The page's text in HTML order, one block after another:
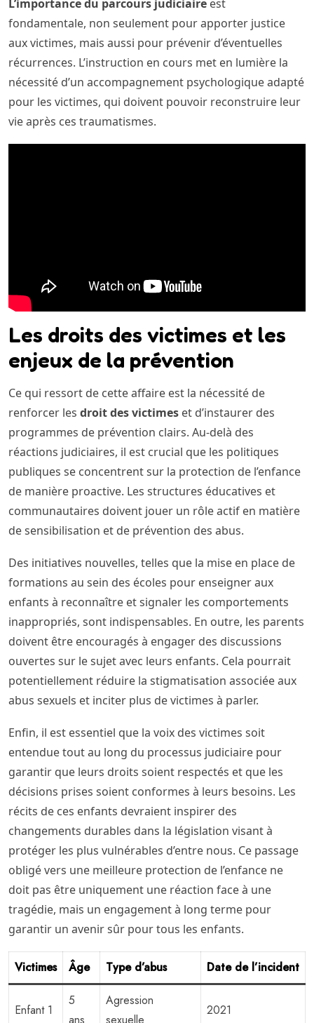
L’importance du parcours judiciaire est
fondamentale, non seulement pour apporter justice
aux victimes, mais aussi pour prévenir d’éventuelles
récurrences. L’instruction en cours met en lumière la
nécessité d’un accompagnement psychologique adapté
pour les victimes, qui doivent pouvoir reconstruire leur
vie après ces traumatismes.
Les droits des victimes et les
enjeux de la prévention
Ce qui ressort de cette affaire est la nécessité de
renforcer les droit des victimes et d’instaurer des
programmes de prévention clairs. Au-delà des
réactions judiciaires, il est crucial que les politiques
publiques se concentrent sur la protection de l’enfance
de manière proactive. Les structures éducatives et
communautaires doivent jouer un rôle actif en matière
de sensibilisation et de prévention des abus.
Des initiatives nouvelles, telles que la mise en place de
formations au sein des écoles pour enseigner aux
enfants à reconnaître et signaler les comportements
inappropriés, sont indispensables. En outre, les parents
doivent être encouragés à engager des discussions
ouvertes sur le sujet avec leurs enfants. Cela pourrait
potentiellement réduire la stigmatisation associée aux
abus sexuels et inciter plus de victimes à parler.
Enfin, il est essentiel que la voix des victimes soit
entendue tout au long du processus judiciaire pour
garantir que leurs droits soient respectés et que les
décisions prises soient conformes à leurs besoins. Les
récits de ces enfants devraient inspirer des
changements durables dans la législation visant à
protéger les plus vulnérables d’entre nous. Ce passage
obligé vers une meilleure protection de l’enfance ne
doit pas être uniquement une réaction face à une
tragédie, mais un engagement à long terme pour
garantir un avenir sûr pour tous les enfants.
Victimes Âge Type d’abus Date de l’incident
Enfant 1
5
Agression
2021